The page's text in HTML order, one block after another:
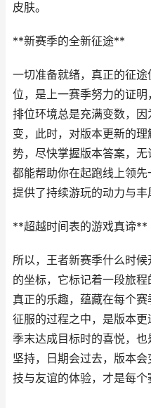
皮肤。
**新赛季的全新征途**
一切准备就绪，真正的征
位，是上一赛季努力的证
排位环境总是充满变数，
变，此时，对版本更新的
势，尽快掌握版本答案，无
都能帮助你在起跑线上领
提供了持续游玩的动力与丰
**超越时间表的游戏真谛**
所以，王者新赛季什么时
的坐标，它标记着一段旅程
真正的乐趣，蕴藏在每个
征服的过程之中，是版本
季末达成目标时的喜悦，
坚持，日期会过去，版本
技与友谊的体验，才是每个